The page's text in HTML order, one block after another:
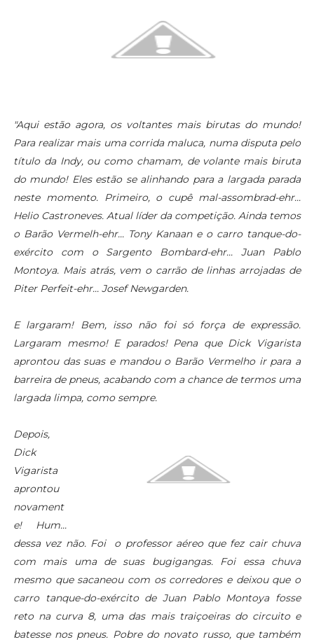
"Aqui estão agora, os voltantes mais birutas do mundo!
Para realizar mais uma corrida maluca, numa disputa pelo
título da Indy, ou como chamam, de volante mais biruta
do mundo! Eles estão se alinhando para a largada parada
neste momento. Primeiro, o cupê mal-assombrad-ehr...
Helio Castroneves. Atual líder da competição. Ainda temos
o Barão Vermelh-ehr... Tony Kanaan e o carro tanque-do-
exército com o Sargento Bombard-ehr... Juan Pablo
Montoya. Mais atrás, vem o carrão de linhas arrojadas de
Piter Perfeit-ehr... Josef Newgarden.
E largaram! Bem, isso não foi só força de expressão.
Largaram mesmo! E parados! Pena que Dick Vigarista
aprontou das suas e mandou o Barão Vermelho ir para a
barreira de pneus, acabando com a chance de termos uma
largada limpa, como sempre.
Depois,
Dick
Vigarista
aprontou
novament
e! Hum...
dessa vez não. Foi o professor aéreo que fez cair chuva
com mais uma de suas bugigangas. Foi essa chuva
mesmo que sacaneou com os corredores e deixou que o
carro tanque-do-exército de Juan Pablo Montoya fosse
reto na curva 8, uma das mais traiçoeiras do circuito e
batesse nos pneus. Pobre do novato russo, que também